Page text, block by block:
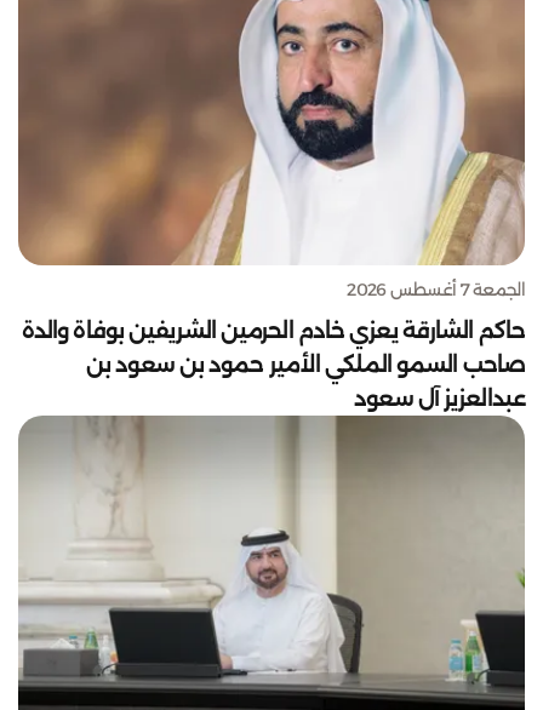
الجمعة 7 أغسطس 2026
حاكم الشارقة يعزي خادم الحرمين الشريفين بوفاة والدة
صاحب السمو الملكي الأمير حمود بن سعود بن
عبدالعزيز آل سعود